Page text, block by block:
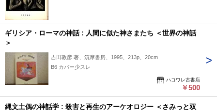
ギリシア・ローマの神話 : 人間に似た神さまたち ＜世界の神話
＞
吉田敦彦 著、筑摩書房、1995、213p、20cm
B6 カバー少スレ
ハコワレ古書店
￥500
縄文土偶の神話学 : 殺害と再生のアーケオロジー ＜さみっと双